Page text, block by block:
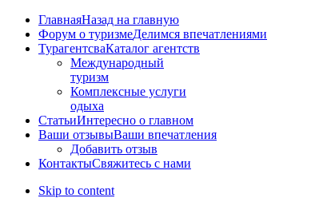
ГлавнаяНазад на главную
Форум о туризмеДелимся впечатлениями
ТурагентсваКаталог агентств
Международный
туризм
Комплексные услуги
одыха
СтатьиИнтересно о главном
Ваши отзывыВаши впечатления
Добавить отзыв
КонтактыСвяжитесь с нами
Skip to content